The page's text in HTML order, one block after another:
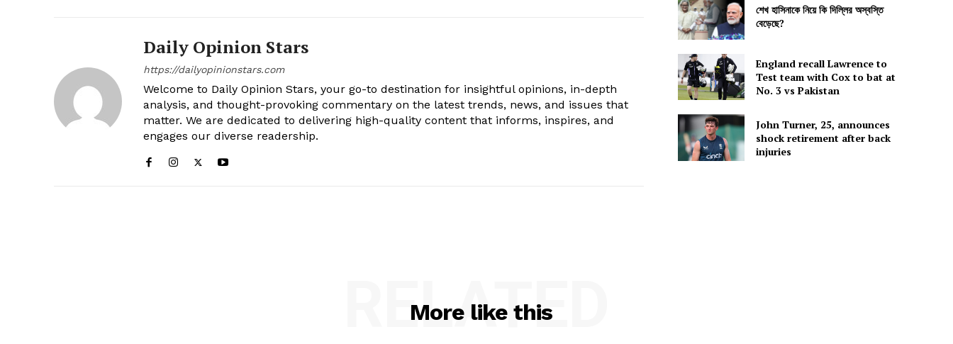
Daily Opinion Stars
https://dailyopinionstars.com
Welcome to Daily Opinion Stars, your go-to destination for insightful opinions, in-depth
analysis, and thought-provoking commentary on the latest trends, news, and issues that
matter. We are dedicated to delivering high-quality content that informs, inspires, and
engages our diverse readership.
শেখ হাসিনাকে নিয়ে কি দিল্লির অস্বস্তি
বেড়েছে?
England recall Lawrence to
Test team with Cox to bat at
No. 3 vs Pakistan
John Turner, 25, announces
shock retirement after back
injuries
More like this
RELATED